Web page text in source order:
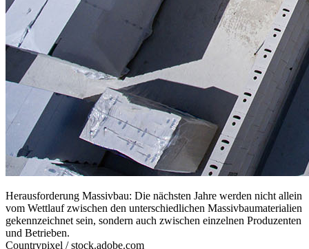
Herausforderung Massivbau: Die nächsten Jahre werden nicht allein
vom Wettlauf zwischen den unterschiedlichen Massivbaumaterialien
gekennzeichnet sein, sondern auch zwischen einzelnen Produzenten
und Betrieben.
Countrypixel / stock.adobe.com